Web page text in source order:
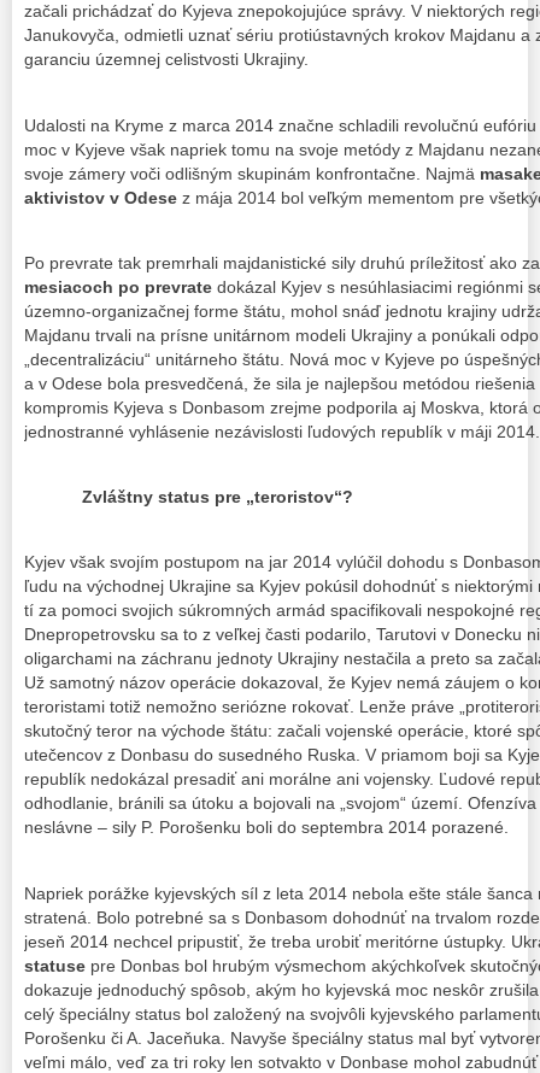
začali prichádzať do Kyjeva znepokojujúce správy. V niektorých
Janukovyča, odmietli uznať sériu protiústavných krokov Majdanu a
garanciu územnej celistvosti Ukrajiny.
Udalosti na Kryme z marca 2014 značne schladili revolučnú
moc v Kyjeve však napriek tomu na svoje metódy z Majdanu
svoje zámery voči odlišným skupinám konfrontačne. Najmä
aktivistov v Odese z mája 2014 bol veľkým mementom pre
Po prevrate tak premrhali majdanistické sily druhú príležitosť ako
mesiacoch po prevrate dokázal Kyjev s nesúhlasiacimi regiónmi
územno-organizačnej forme štátu, mohol snáď jednotu krajiny
Majdanu trvali na prísne unitárnom modeli Ukrajiny a ponúkali
„decentralizáciu“ unitárneho štátu. Nová moc v Kyjeve po
a v Odese bola presvedčená, že sila je najlepšou metódou
kompromis Kyjeva s Donbasom zrejme podporila aj Moskva, ktorá
jednostranné vyhlásenie nezávislosti ľudových republík v máji 2014.
Zvláštny status pre „teroristov“?
Kyjev však svojím postupom na jar 2014 vylúčil dohodu s
ľudu na východnej Ukrajine sa Kyjev pokúsil dohodnúť s
tí za pomoci svojich súkromných armád spacifikovali nespokojné
Dnepropetrovsku sa to z veľkej časti podarilo, Tarutovi v Donecku
oligarchami na záchranu jednoty Ukrajiny nestačila a preto sa
Už samotný názov operácie dokazoval, že Kyjev nemá záujem o
teroristami totiž nemožno seriózne rokovať. Lenže práve
skutočný teror na východe štátu: začali vojenské operácie, ktoré
utečencov z Donbasu do susedného Ruska. V priamom boji sa
republík nedokázal presadiť ani morálne ani vojensky. Ľudové
odhodlanie, bránili sa útoku a bojovali na „svojom“ území.
neslávne – sily P. Porošenku boli do septembra 2014 porazené.
Napriek porážke kyjevských síl z leta 2014 nebola ešte stále
stratená. Bolo potrebné sa s Donbasom dohodnúť na trvalom
jeseň 2014 nechcel pripustiť, že treba urobiť meritórne ústupky.
statuse pre Donbas bol hrubým výsmechom akýchkoľvek
dokazuje jednoduchý spôsob, akým ho kyjevská moc neskôr
celý špeciálny status bol založený na svojvôli kyjevského
Porošenku či A. Jaceňuka. Navyše špeciálny status mal byť
veľmi málo, veď za tri roky len sotvakto v Donbase mohol